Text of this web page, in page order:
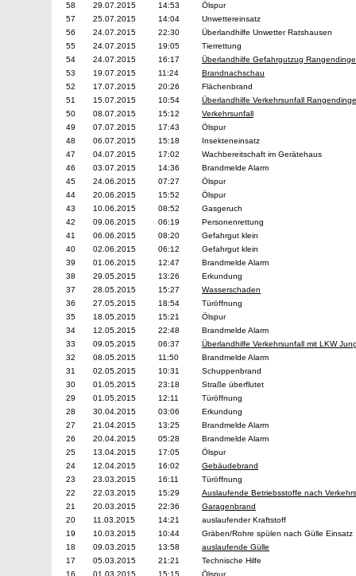
58
29.07.2015 14:53
Ölspur
57
25.07.2015 14:04
Unwettereinsatz
56
24.07.2015 22:30
Überlandhilfe Unwetter Ratshausen
55
24.07.2015 19:05
Tierrettung
54
24.07.2015 16:17
Überlandhilfe Gefahrgutzug
53
19.07.2015 11:24
Brandnachschau
52
17.07.2015 20:26
Flächenbrand
51
15.07.2015 10:54
Überlandhilfe Verkehrsunfall
50
08.07.2015 15:12
Verkehrsunfall
49
07.07.2015 17:43
Ölspur
48
06.07.2015 15:18
Insekteneinsatz
47
04.07.2015 17:02
Wachbereitschaft im Gerätehaus
46
03.07.2015 14:36
Brandmelde Alarm
45
24.06.2015 07:27
Ölspur
44
20.06.2015 15:52
Ölspur
43
10.06.2015 08:52
Gasgeruch
42
09.06.2015 06:19
Personenrettung
41
06.06.2015 08:20
Gefahrgut klein
40
02.06.2015 06:12
Gefahrgut klein
39
01.06.2015 12:47
Brandmelde Alarm
38
29.05.2015 13:26
Erkundung
37
28.05.2015 15:27
Wasserschaden
36
27.05.2015 18:54
Türöffnung
35
18.05.2015 15:21
Ölspur
34
12.05.2015 22:48
Brandmelde Alarm
33
09.05.2015 06:37
Überlandhilfe Verkehrsunfall mit LKW
32
08.05.2015 11:50
Brandmelde Alarm
31
02.05.2015 10:31
Schuppenbrand
30
01.05.2015 23:18
Straße überflutet
29
01.05.2015 12:11
Türöffnung
28
30.04.2015 03:06
Erkundung
27
21.04.2015 13:25
Brandmelde Alarm
26
20.04.2015 05:28
Brandmelde Alarm
25
13.04.2015 17:05
Ölspur
24
12.04.2015 16:02
Gebäudebrand
23
23.03.2015 16:11
Türöffnung
22
22.03.2015 15:29
Auslaufende Betriebsstoffe nach
21
20.03.2015 22:36
Garagenbrand
20
11.03.2015 14:21
auslaufender Kraftstoff
19
10.03.2015 10:44
Gräben/Rohre spülen nach Gülle Einsatz
18
09.03.2015 13:58
auslaufende Gülle
17
05.03.2015 21:21
Technische Hilfe
16
01.03.2015 15:15
Ölspur